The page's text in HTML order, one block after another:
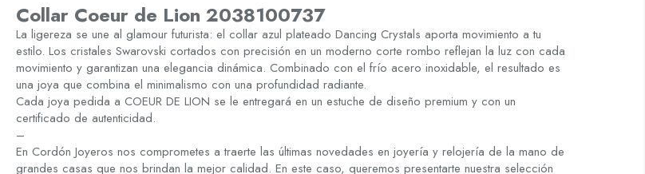
Collar Coeur de Lion 2038100737
La ligereza se une al glamour futurista: el collar azul plateado Dancing Crystals aporta movimiento a tu
estilo. Los cristales Swarovski cortados con precisión en un moderno corte rombo reflejan la luz con cada
movimiento y garantizan una elegancia dinámica. Combinado con el frío acero inoxidable, el resultado es
una joya que combina el minimalismo con una profundidad radiante.
Cada joya pedida a COEUR DE LION se le entregará en un estuche de diseño premium y con un
certificado de autenticidad.
–
En Cordón Joyeros nos comprometes a traerte las últimas novedades en joyería y relojería de la mano de
grandes casas que nos brindan la mejor calidad. En este caso, queremos presentarte nuestra selección